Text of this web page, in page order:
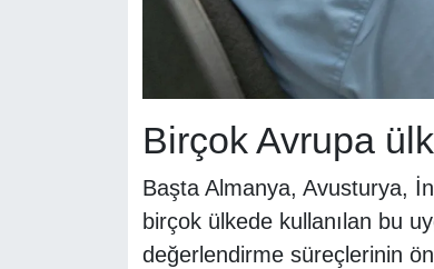
Birçok Avrupa
Başta Almanya, Avusturya,
birçok ülkede kullanılan bu
değerlendirme süreçlerinin